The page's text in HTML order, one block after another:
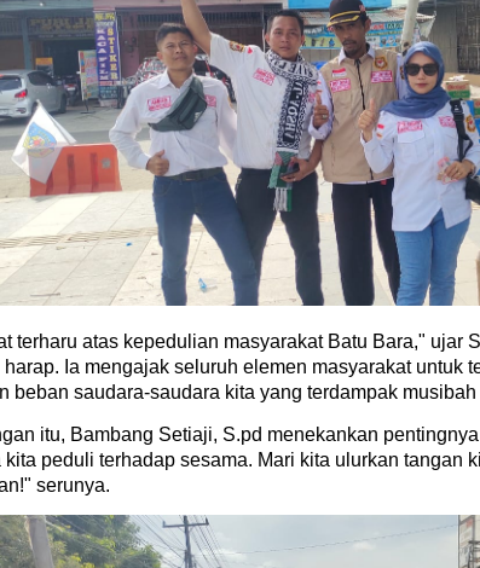
terharu atas kepedulian masyarakat Batu Bara," ujar
Ia mengajak seluruh elemen masyarakat untuk
beban saudara-saudara kita yang terdampak
itu, Bambang Setiaji, S.pd menekankan
kita peduli terhadap sesama. Mari kita ulurkan tangan
serunya.